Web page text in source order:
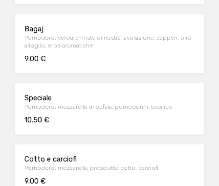
Bagaj
Pomodoro, verdure miste di nostra lavorazione, capperi, olio
all’aglio, erbe aromatiche
9.00 €
Speciale
Pomodoro, mozzarella di bufala, pomodorini, basilico
10.50 €
Cotto e carciofi
Pomodoro, mozzarella, prosciutto cotto, carciofi
9.00 €